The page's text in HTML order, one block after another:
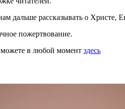
дальше рассказывать о Христе,
пожертвование.
в любой момент здесь